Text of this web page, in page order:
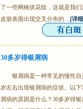
了一些网格状花纹，这就是我
皮肤表面出现交叉分布的… [详
30多岁得银屑病
银屑病是一种常见的慢性
岁左右出现银屑病的症状。以
屑病的原因是什么？30多岁得